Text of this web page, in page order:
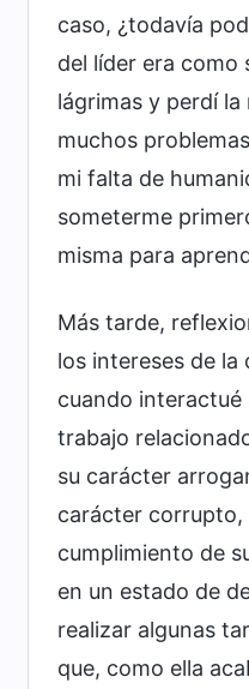
caso, ¿todavía
del líder era como
lágrimas y perdí
muchos
mi falta de
someterme
misma para
Más tarde,
los intereses de la
cuando interactué
trabajo
su carácter
carácter corrupto,
cumplimiento de
en un estado de
realizar algunas
que, como ella